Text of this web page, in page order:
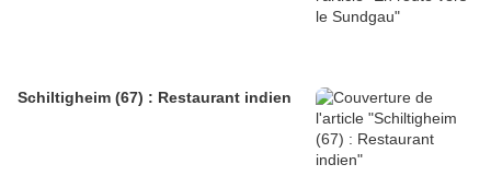
Schiltigheim (67) : Restaurant indien